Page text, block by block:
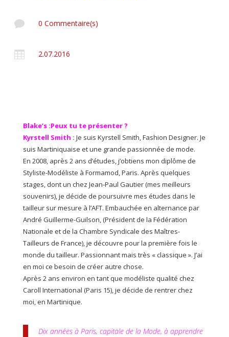
 0 Commentaire(s)
 2.07.2016
Blake’s :Peux tu te présenter ?
Kyrstell Smith : Je suis Kyrstell Smith, Fashion Designer. Je
suis Martiniquaise et une grande passionnée de mode.
En 2008, après 2 ans d’études, j’obtiens mon diplôme de
Styliste-Modéliste à Formamod, Paris. Après quelques
stages, dont un chez Jean-Paul Gautier (mes meilleurs
souvenirs), je décide de poursuivre mes études dans le
tailleur sur mesure à l’AFT. Embauchée en alternance par
André Guillerme-Guilson, (Président de la Fédération
Nationale et de la Chambre Syndicale des Maîtres-
Tailleurs de France), je découvre pour la première fois le
monde du tailleur. Passionnant mais très « classique ». J’ai
en moi ce besoin de créer autre chose.
Après 2 ans environ en tant que modéliste qualité chez
Caroll International (Paris 15), je décide de rentrer chez
moi, en Martinique.
Dix années à Paris, capitale de la Mode, à apprendre